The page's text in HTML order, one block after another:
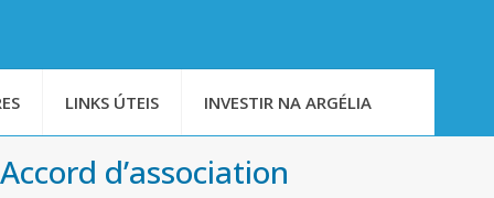
LINKS ÚTEIS INVESTIR NA ARGÉLIA
d’association